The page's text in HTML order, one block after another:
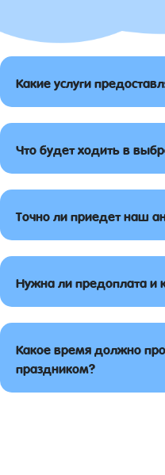
Какие услуги
Что будет ходить в
Точно ли приедет наш
Нужна ли предоплата и
Какое время должно
праздником?